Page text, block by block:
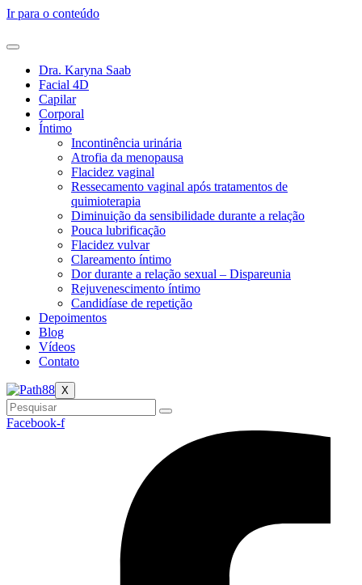
Ir para o conteúdo
Dra. Karyna Saab
Facial 4D
Capilar
Corporal
Íntimo
Incontinência urinária
Atrofia da menopausa
Flacidez vaginal
Ressecamento vaginal após tratamentos de
quimioterapia
Diminuição da sensibilidade durante a relação
Pouca lubrificação
Flacidez vulvar
Clareamento íntimo
Dor durante a relação sexual – Dispareunia
Rejuvenescimento íntimo
Candidíase de repetição
Depoimentos
Blog
Vídeos
Contato
X
Facebook-f